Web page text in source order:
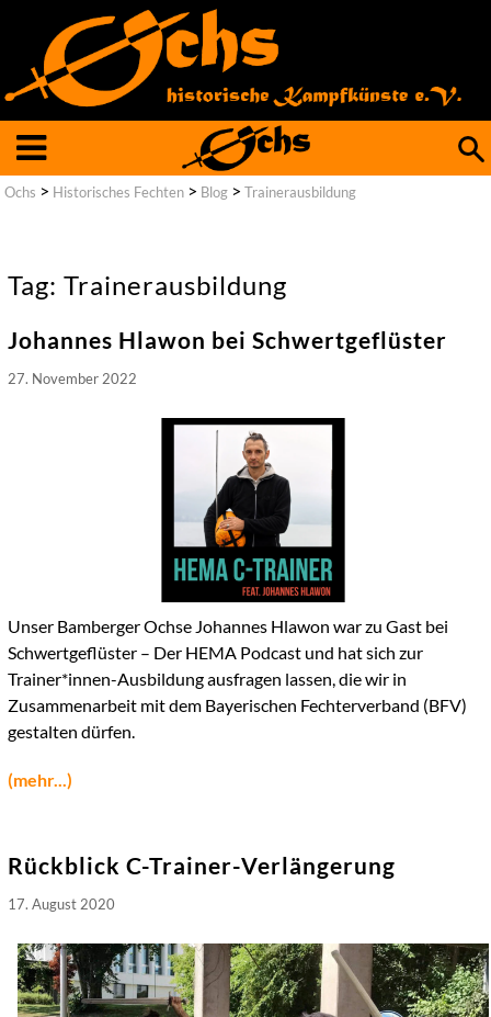
nach:
Ochs > Historisches Fechten > Blog >Trainerausbildung
Tag: Trainerausbildung
Johannes Hlawon bei Schwertgeflüster
27. November 2022
Unser Bamberger Ochse Johannes Hlawon war zu Gast bei
Schwertgeflüster – Der HEMA Podcast und hat sich zur
Trainer*innen-Ausbildung ausfragen lassen, die wir in
Zusammenarbeit mit dem Bayerischen Fechterverband (BFV)
gestalten dürfen.
(mehr...)
Rückblick C-Trainer-Verlängerung
17. August 2020